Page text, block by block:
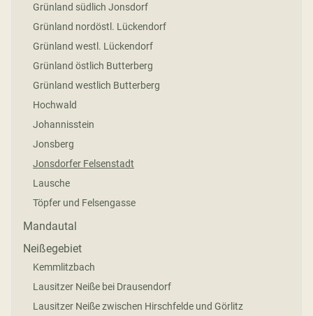
Grünland südlich Jonsdorf
Grünland nordöstl. Lückendorf
Grünland westl. Lückendorf
Grünland östlich Butterberg
Grünland westlich Butterberg
Hochwald
Johannisstein
Jonsberg
Jonsdorfer Felsenstadt
Lausche
Töpfer und Felsengasse
Mandautal
Neißegebiet
Kemmlitzbach
Lausitzer Neiße bei Drausendorf
Lausitzer Neiße zwischen Hirschfelde und Görlitz